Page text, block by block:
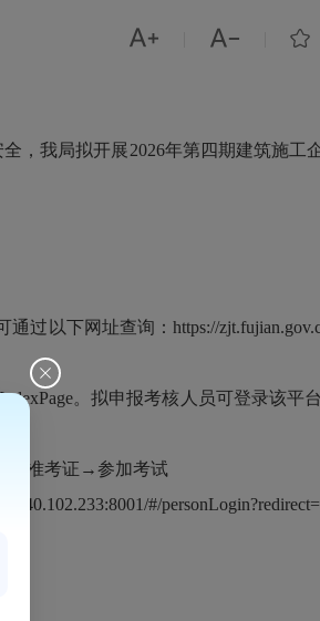
  
我局拟开展2026年第四期建筑施工
以下网址查询：https://
。拟申报考核人员可登录该平
准考证→参加考试
#/